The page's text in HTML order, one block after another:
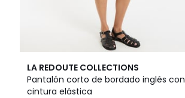
LA REDOUTE COLLECTIONS
Pantalón corto de bordado inglés con
cintura elástica
4,5
/ 5